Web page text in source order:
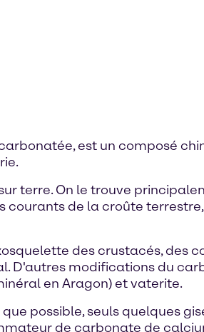
est un composé
terre. On le trouve
courants de la croûte
des crustacés, des
D'autres modifications du
en Aragon) et vaterite.
possible, seuls quelques
de carbonate de